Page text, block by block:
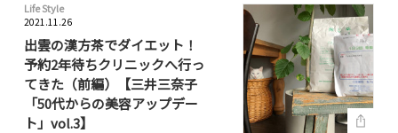
Life Style
2021.11.26
出雲の漢方茶でダイエット！
予約2年待ちクリニックへ行っ
てきた（前編）【三井三奈子
「50代からの美容アップデー
ト」vol.3】